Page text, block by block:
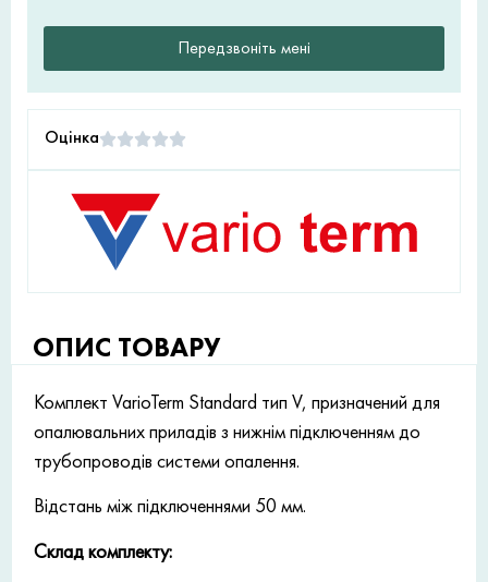
Передзвоніть мені
Оцінка
ОПИС ТОВАРУ
Комплект VarioTerm Standard тип V, призначений для
опалювальних приладів з нижнім підключенням до
трубопроводів системи опалення.
Відстань між підключеннями 50 мм.
Склад комплекту: